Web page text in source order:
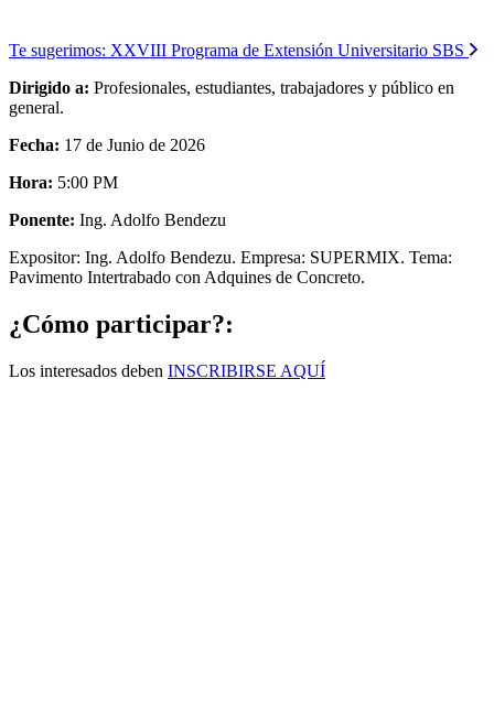
Te sugerimos: XXVIII Programa de Extensión Universitario SBS
Dirigido a: Profesionales, estudiantes, trabajadores y público en
general.
Fecha: 17 de Junio de 2026
Hora: 5:00 PM
Ponente: Ing. Adolfo Bendezu
Expositor: Ing. Adolfo Bendezu. Empresa: SUPERMIX. Tema:
Pavimento Intertrabado con Adquines de Concreto.
¿Cómo participar?:
Los interesados deben INSCRIBIRSE AQUÍ